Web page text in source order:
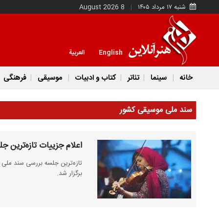
شنبه ۱۷ مرداد ۱۴۰۵ 8 August 2026
English العربية
خانه سینما تئاتر کتاب و ادبیات موسیقی فرهنگی
سند ملی موسیقی کشور
اعلام جزییات
تازه‌ترین جلسه بررسی سند
برگزار شد.